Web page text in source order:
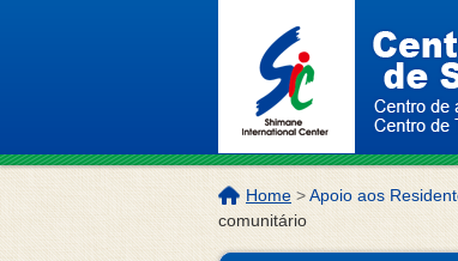
Localização
da
página:
Home>Apoio aos
comunitário